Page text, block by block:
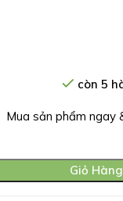
còn 5
Mua sản phẩm ngay
Giỏ